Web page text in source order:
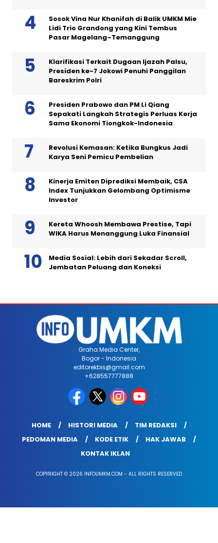
Sosok Vina Nur Khanifah di Balik UMKM Mie
Lidi Trio Grandong yang Kini Tembus
Pasar Magelang–Temanggung
Klarifikasi Terkait Dugaan Ijazah Palsu,
Presiden ke-7 Jokowi Penuhi Panggilan
Bareskrim Polri
Presiden Prabowo dan PM Li Qiang
Sepakati Langkah Strategis Perluas Kerja
Sama Ekonomi Tiongkok-Indonesia
Revolusi Kemasan: Ketika Bungkus Jadi
Karya Seni Pemicu Pembelian
Kinerja Emiten Diprediksi Membaik, CSA
Index Tunjukkan Gelombang Optimisme
Investor
Kereta Whoosh Membawa Prestise, Tapi
WIKA Harus Menanggung Luka Finansial
Media Sosial: Lebih dari Sekadar Scroll,
Jembatan Peluang dan Koneksi
Graha Media Center,
Bogor - Indonesia
editorekbis@gmail.com
+628557777888
HOME HISTORI MEDIA
TIM REDAKSI
PEDOMAN MEDIA
KODE ETIK
HAK JAWAB
KONTAK IKLAN
COPYRIGHT © 2026 INFOUMKM.COM - ALL RIGHTS RESERVED